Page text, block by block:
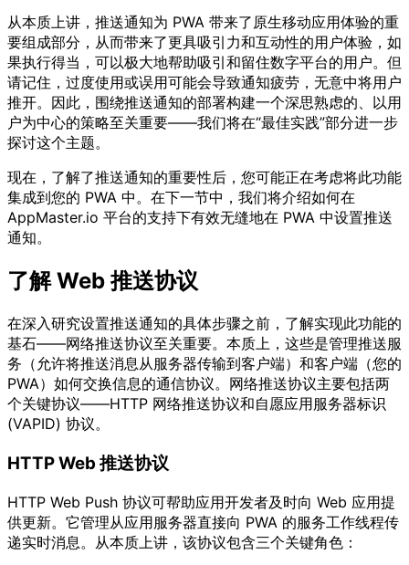
从本质上讲，推送通知为 PWA 带来了原生移动应用体验的重
要组成部分，从而带来了更具吸引力和互动性的用户体验，如
果执行得当，可以极大地帮助吸引和留住数字平台的用户。但
请记住，过度使用或误用可能会导致通知疲劳，无意中将用户
推开。因此，围绕推送通知的部署构建一个深思熟虑的、以用
户为中心的策略至关重要——我们将在“最佳实践”部分进一步
探讨这个主题。
现在，了解了推送通知的重要性后，您可能正在考虑将此功能
集成到您的 PWA 中。在下一节中，我们将介绍如何在
AppMaster.io 平台的支持下有效无缝地在 PWA 中设置推送
通知。
了解 Web 推送协议
在深入研究设置推送通知的具体步骤之前，了解实现此功能的
基石——网络推送协议至关重要。本质上，这些是管理推送服
务（允许将推送消息从服务器传输到客户端）和客户端（您的
PWA）如何交换信息的通信协议。网络推送协议主要包括两
个关键协议——HTTP 网络推送协议和自愿应用服务器标识
(VAPID) 协议。
HTTP Web 推送协议
HTTP Web Push 协议可帮助应用开发者及时向 Web 应用提
供更新。它管理从应用服务器直接向 PWA 的服务工作线程传
递实时消息。从本质上讲，该协议包含三个关键角色：